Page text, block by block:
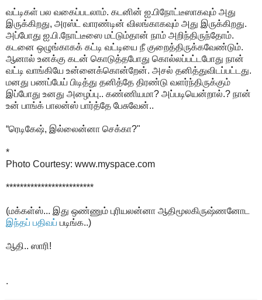
வட்டிகள் பல வகைப்படலாம். கடனின் ஐ.பிநோட்டீஸாகவும் அது
இருக்கிறது, அரஸ்ட் வாரண்டின் விலங்காகவும் அது இருக்கிறது.
அப்போது ஐ.பி.நோட்டீஸை மட்டும்தான் நாம் அறிந்திருந்தோம்.
கடனை ஒழுங்காகக் கட்டி வட்டியை நீ குறைத்திருக்கவேண்டும்.
ஆனால் உனக்கு கடன் கொடுத்தபோது கொல்லப்பட்டபோது நான்
வட்டி வாங்கியே உன்னைக்கொன்றேன். அசல் தனித்துவிடப்பட்டது.
மனது பணப்பேய் பிடித்து தனித்தே திரண்டு வளர்ந்திருக்கும்
இப்போது உனது அழைப்பு.. கண்ணியமா? அப்படியென்றால்.? நான்
உன் பாங்க் பாலன்ஸ் பார்த்தே பேசுவேன்..
“ரெடிகேஷ், இல்லைன்னா செக்கா?"
*
Photo Courtesy: www.myspace.com
*************************
(மக்கள்ஸ்... இது ஒண்ணும் புரியலன்னா ஆதிமூலகிருஷ்ணனோட
இந்தப் பதிவப் படிங்க..)
ஆதி.. ஸாரி!
.